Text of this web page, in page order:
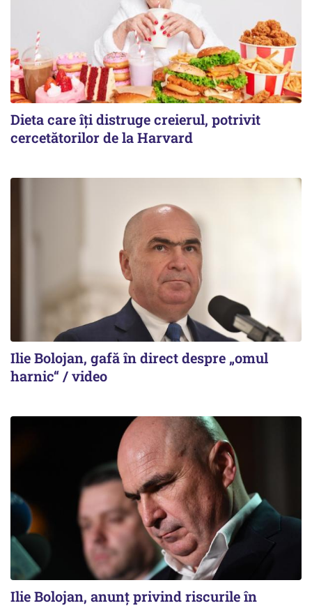
Dieta care îți distruge creierul, potrivit
cercetătorilor de la Harvard
Ilie Bolojan, gafă în direct despre „omul
harnic“ / video
Ilie Bolojan, anunț privind riscurile în